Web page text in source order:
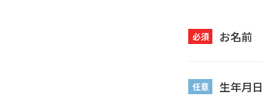
必須 お名前
任意 生年月日